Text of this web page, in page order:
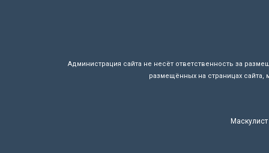
Администрация сайта не несёт ответственность за
размещённых на страницах